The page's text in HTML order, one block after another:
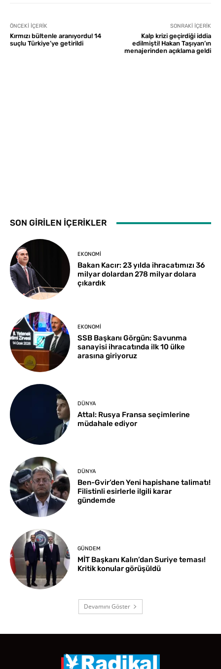
ÖNCEKI İÇERIK
Kırmızı bültenle aranıyordu! 14
suçlu Türkiye’ye getirildi
SONRAKI İÇERIK
Kalp krizi geçirdiği iddia
edilmişti! Hakan Taşıyan’ın
menajerinden açıklama geldi
SON GİRİLEN İÇERİKLER
EKONOMI
Bakan Kacır: 23 yılda ihracatımızı 36
milyar dolardan 278 milyar dolara
çıkardık
EKONOMI
SSB Başkanı Görgün: Savunma
sanayisi ihracatında ilk 10 ülke
arasına giriyoruz
DÜNYA
Attal: Rusya Fransa seçimlerine
müdahale ediyor
DÜNYA
Ben-Gvir’den Yeni hapishane talimatı!
Filistinli esirlerle ilgili karar
gündemde
GÜNDEM
MİT Başkanı Kalın’dan Suriye teması!
Kritik konular görüşüldü
Devamını Göster